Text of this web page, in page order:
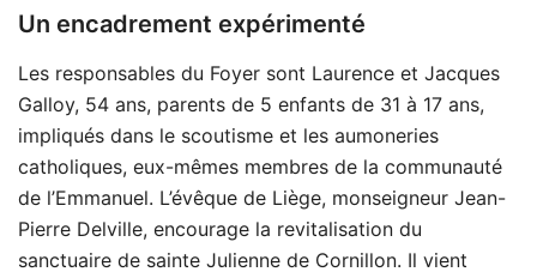
Un encadrement expérimenté
Les responsables du Foyer sont Laurence et Jacques
Galloy, 54 ans, parents de 5 enfants de 31 à 17 ans,
impliqués dans le scoutisme et les aumoneries
catholiques, eux-mêmes membres de la communauté
de l’Emmanuel. L’évêque de Liège, monseigneur Jean-
Pierre Delville, encourage la revitalisation du
sanctuaire de sainte Julienne de Cornillon. Il vient